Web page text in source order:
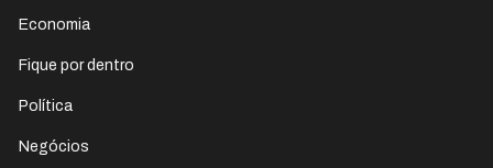
Economia
Fique por dentro
Política
Negócios